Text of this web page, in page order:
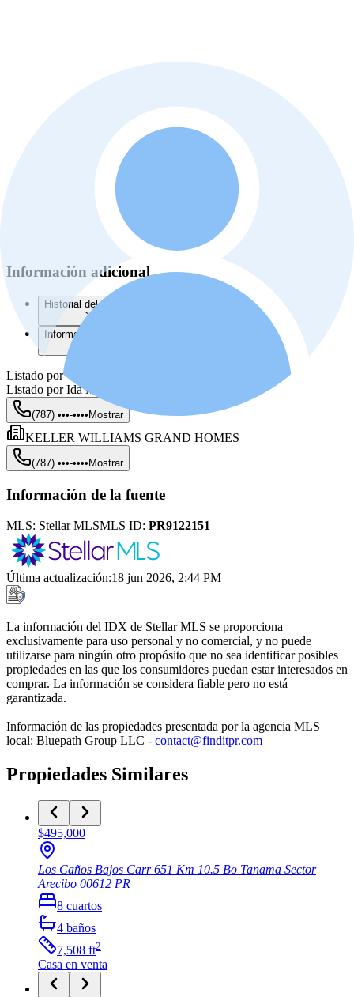
Información adicional
Historial del listado
Información de la Junta de Planificación
Listado por
Listado por Ida Maldonado Rivera
(787) •••-•••• Mostrar
KELLER WILLIAMS GRAND HOMES
(787) •••-•••• Mostrar
Información de la fuente
MLS: Stellar MLSMLS ID: PR9122151
Última actualización:18 jun 2026, 2:44 PM
La información del IDX de Stellar MLS se proporciona
exclusivamente para uso personal y no comercial, y no puede
utilizarse para ningún otro propósito que no sea identificar posibles
propiedades en las que los consumidores puedan estar interesados en
comprar. La información se considera fiable pero no está
garantizada.
Información de las propiedades presentada por la agencia MLS
local: Bluepath Group LLC - contact@finditpr.com
Propiedades Similares
$495,000
Los Caños Bajos Carr 651 Km 10.5 Bo Tanama Sector
Arecibo 00612 PR
8 cuartos
4 baños
7,508 ft2
Casa en venta